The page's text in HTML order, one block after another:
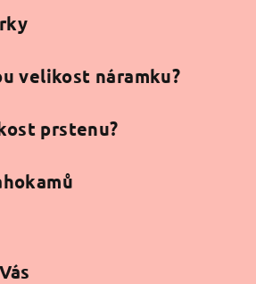
velikost náramku?
prstenu?